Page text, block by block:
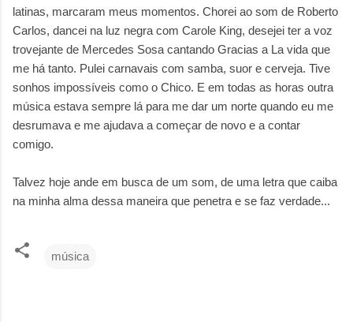
latinas, marcaram meus momentos. Chorei ao som de Roberto
Carlos, dancei na luz negra com Carole King, desejei ter a voz
trovejante de Mercedes Sosa cantando Gracias a La vida que
me há tanto. Pulei carnavais com samba, suor e cerveja. Tive
sonhos impossíveis como o Chico. E em todas as horas outra
música estava sempre lá para me dar um norte quando eu me
desrumava e me ajudava a começar de novo e a contar
comigo.
Talvez hoje ande em busca de um som, de uma letra que caiba
na minha alma dessa maneira que penetra e se faz verdade...
música